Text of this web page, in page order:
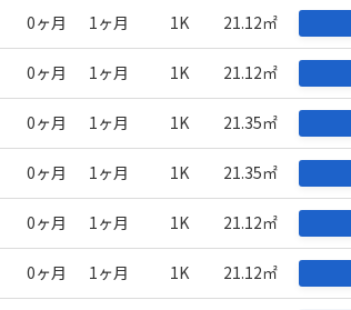
0ヶ月 1ヶ月 1K 21.12㎡
0ヶ月 1ヶ月 1K 21.12㎡
0ヶ月 1ヶ月 1K 21.35㎡
0ヶ月 1ヶ月 1K 21.35㎡
0ヶ月 1ヶ月 1K 21.12㎡
0ヶ月 1ヶ月 1K 21.12㎡